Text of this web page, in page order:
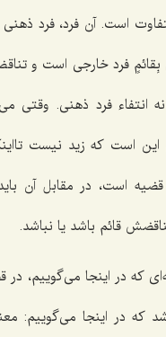
است. آن فرد، فرد
فرد خارجی است و
انتفاء فرد ذهنی. وقتی
است که زید نیست
است، در مقابل آن
قائم باشد یا نباشد.
که در اینجا می‌گوییم، در
که در اینجا می‌گوییم: